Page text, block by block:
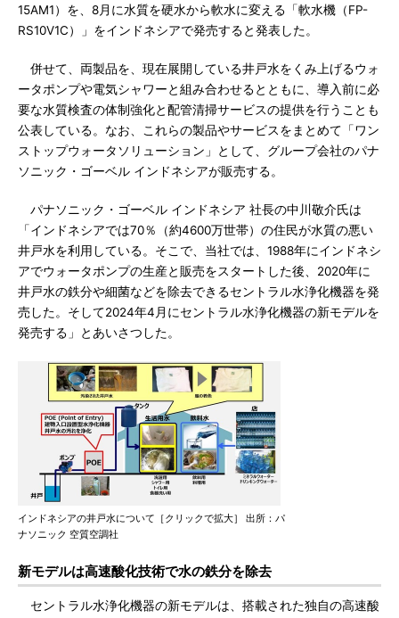
15AM1）を、8月に水質を硬水から軟水に変える「軟水機（FP-
RS10V1C）」をインドネシアで発売すると発表した。
併せて、両製品を、現在展開している井戸水をくみ上げるウォ
ータポンプや電気シャワーと組み合わせるとともに、導入前に必
要な水質検査の体制強化と配管清掃サービスの提供を行うことも
公表している。なお、これらの製品やサービスをまとめて「ワン
ストップウォータソリューション」として、グループ会社のパナ
ソニック・ゴーベル インドネシアが販売する。
パナソニック・ゴーベル インドネシア 社長の中川敬介氏は
「インドネシアでは70％（約4600万世帯）の住民が水質の悪い
井戸水を利用している。そこで、当社では、1988年にインドネシ
アでウォータポンプの生産と販売をスタートした後、2020年に
井戸水の鉄分や細菌などを除去できるセントラル水浄化機器を発
売した。そして2024年4月にセントラル水浄化機器の新モデルを
発売する」とあいさつした。
インドネシアの井戸水について［クリックで拡大］ 出所：パ
ナソニック 空質空調社
新モデルは高速酸化技術で水の鉄分を除去
セントラル水浄化機器の新モデルは、搭載された独自の高速酸